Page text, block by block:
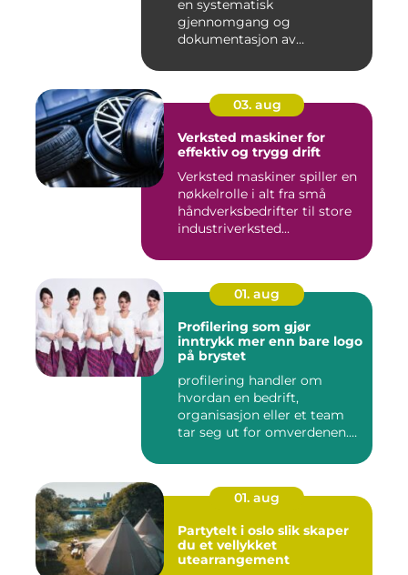
en systematisk
gjennomgang og
dokumentasjon av
konstruksjone...
03. aug
Verksted maskiner for
effektiv og trygg drift
Verksted maskiner spiller en
nøkkelrolle i alt fra små
håndverksbedrifter til store
industriverksted...
01. aug
Profilering som gjør
inntrykk mer enn bare logo
på brystet
profilering handler om
hvordan en bedrift,
organisasjon eller et team
tar seg ut for omverdenen.
01. aug
Partytelt i oslo slik skaper
du et vellykket
utearrangement